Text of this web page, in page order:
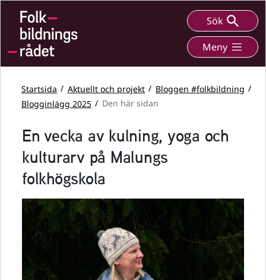
Sök
Meny
Startsida Aktuellt och projekt
Bloggen #folkbildning
Blogginlägg 2025
Den här sidan
En vecka av kulning, yoga och
kulturarv på Malungs
folkhögskola